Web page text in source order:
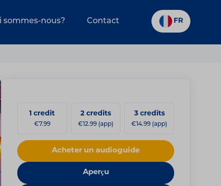
sommes-nous? Contact FR
1 credit
€7.99
2 credits
€12.99 (app)
3 credits
€14.99 (app)
Acheter un audioguide
Aperçu